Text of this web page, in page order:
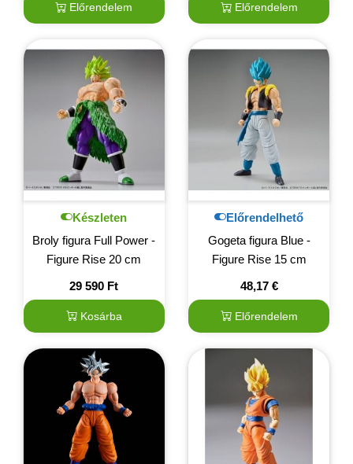
Előrendelem Előrendelem
Készleten
Broly figura Full Power -
Figure Rise 20 cm
29 590 Ft
Kosárba
Előrendelhető
Gogeta figura Blue -
Figure Rise 15 cm
48,17 €
Előrendelem